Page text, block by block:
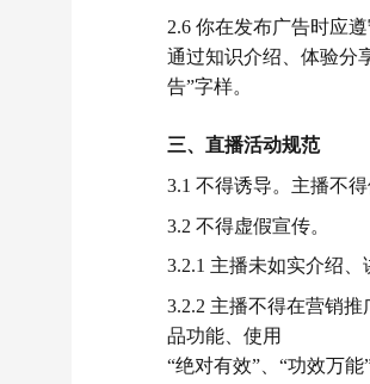
2.6 你在发布广告时应
通过知识介绍、体验分
告”字样。
三、直播活动规范
3.1 不得诱导。主播不
3.2 不得虚假宣传。
3.2.1 主播未如实介绍
3.2.2 主播不得在营销
品功能、使用
“绝对有效”、“功效万